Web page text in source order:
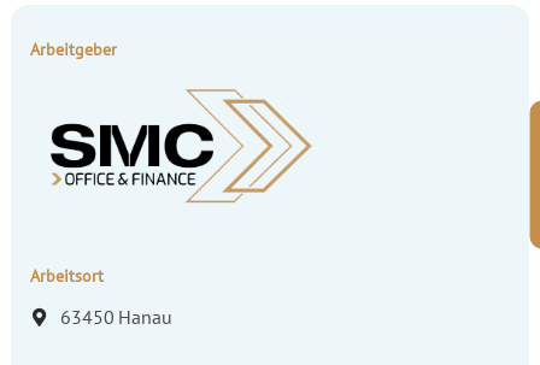
Arbeitgeber
Arbeitsort
63450 Hanau